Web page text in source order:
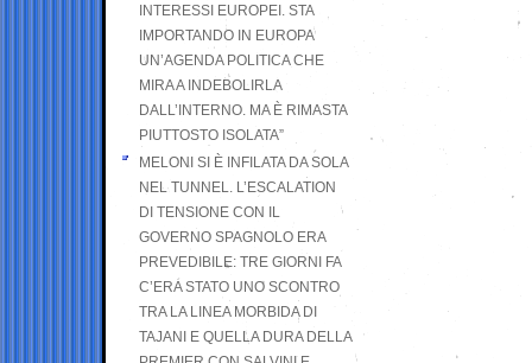
INTERESSI EUROPEI. STA
IMPORTANDO IN EUROPA
UN’AGENDA POLITICA CHE
MIRA A INDEBOLIRLA
DALL’INTERNO. MA È RIMASTA
PIUTTOSTO ISOLATA”
MELONI SI È INFILATA DA SOLA
NEL TUNNEL. L’ESCALATION
DI TENSIONE CON IL
GOVERNO SPAGNOLO ERA
PREVEDIBILE: TRE GIORNI FA
C’ERA STATO UNO SCONTRO
TRA LA LINEA MORBIDA DI
TAJANI E QUELLA DURA DELLA